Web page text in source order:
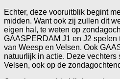
Echter, deze vooruitblik begint
midden. Want ook zij zullen dit
eigen hal, te weten op
GAASPERDAM J1 en J2 spelen
van Weesp en Velsen. Ook
natuurlijk in actie. Deze vechters
Velsen, ook op de